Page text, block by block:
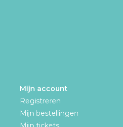
Mijn account
Registreren
Mijn bestellingen